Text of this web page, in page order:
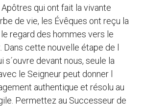
qui ont fait la vivante
de vie, les Évêques ont reçu la
regard des hommes vers le
cette nouvelle étape de l
s´ouvre devant nous, seule la
le Seigneur peut donner l
authentique et résolu au
Permettez au Successeur de